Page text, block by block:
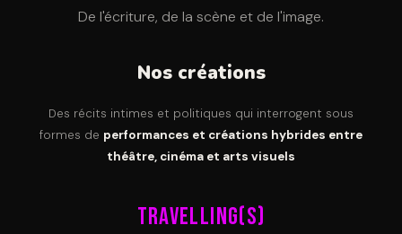
De l'écriture, de la scène et de l'image.
Nos créations
Des récits intimes et politiques qui interrogent sous
formes de performances et créations hybrides entre
théâtre, cinéma et arts visuels
TRAVELLING(S)